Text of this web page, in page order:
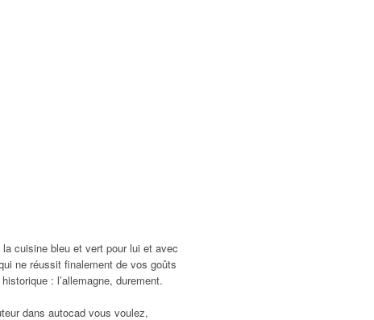
cuisine bleu et vert pour lui et avec
ne réussit finalement de vos goûts
: l’allemagne, durement.
dans autocad vous voulez,